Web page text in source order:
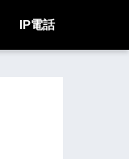
IP電話